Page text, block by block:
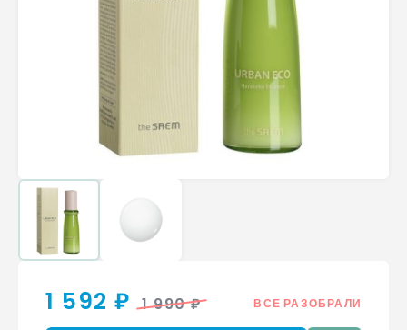
1 592 ₽ 1 990 ₽ ВСЕ РАЗОБРАЛИ